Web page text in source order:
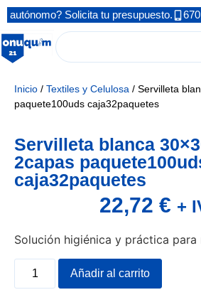
autónomo? Solicita tu presupuesto.
Inicio / Textiles y Celulosa / Servilleta
paquete100uds caja32paquetes
Servilleta blanca
2capas
caja32paquetes
22,72 € +
Solución higiénica y práctica para
Añadir al carrito